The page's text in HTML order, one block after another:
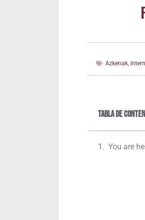
Azkenak
Tabla de
You are